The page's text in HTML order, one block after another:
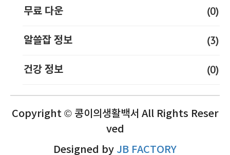
무료 다운 (0)
알쓸잡 정보 (3)
건강 정보 (0)
Copyright © 콩이의생활백서 All Rights Reser
ved
Designed by JB FACTORY